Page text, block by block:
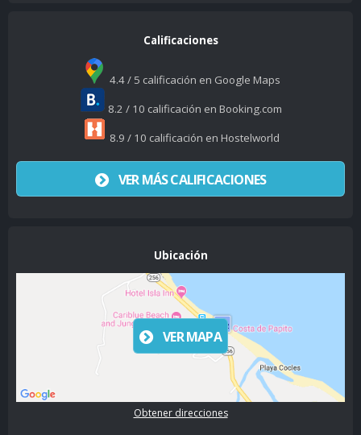
Calificaciones
4.4 / 5 calificación en Google Maps
8.2 / 10 calificación en Booking.com
8.9 / 10 calificación en Hostelworld
VER MÁS CALIFICACIONES
Ubicación
VER MAPA
Obtener direcciones